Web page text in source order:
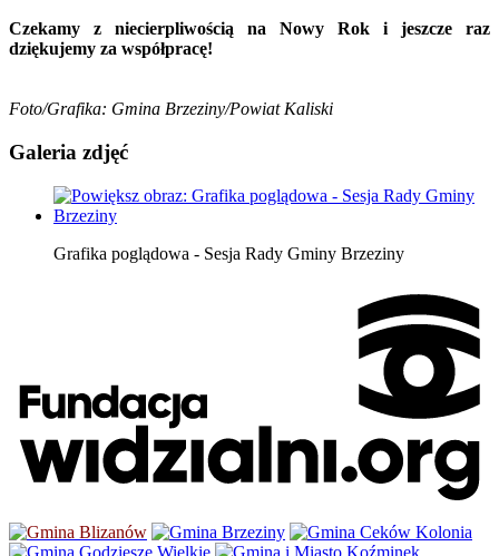
Czekamy z niecierpliwością na Nowy Rok i jeszcze raz
dziękujemy za współpracę!
Foto/Grafika: Gmina Brzeziny/Powiat Kaliski
Galeria zdjęć
Grafika poglądowa - Sesja Rady Gminy Brzeziny